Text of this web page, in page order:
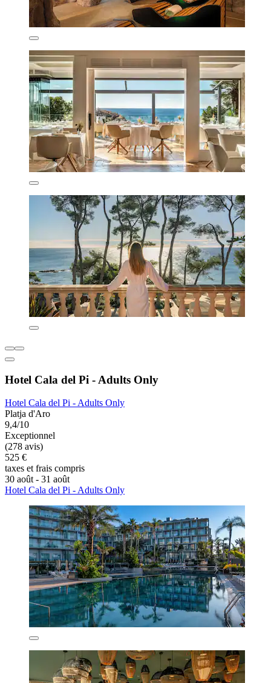
Hotel Cala del Pi - Adults Only
Hotel Cala del Pi - Adults Only
Platja d'Aro
9,4/10
Exceptionnel
(278 avis)
525 €
taxes et frais compris
30 août - 31 août
Hotel Cala del Pi - Adults Only